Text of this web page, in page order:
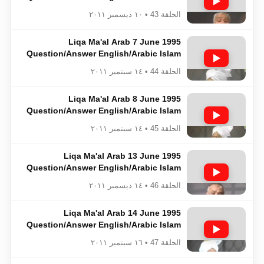
الحلقة 43 • ١٠ ديسمبر ٢٠١١
Liqa Ma'al Arab 7 June 1995
Question/Answer English/Arabic Islam
الحلقة 44 • ١٤ سبتمبر ٢٠١١
Liqa Ma'al Arab 8 June 1995
Question/Answer English/Arabic Islam
الحلقة 45 • ١٤ سبتمبر ٢٠١١
Liqa Ma'al Arab 13 June 1995
Question/Answer English/Arabic Islam
الحلقة 46 • ١٤ ديسمبر ٢٠١١
Liqa Ma'al Arab 14 June 1995
Question/Answer English/Arabic Islam
الحلقة 47 • ١٦ سبتمبر ٢٠١١